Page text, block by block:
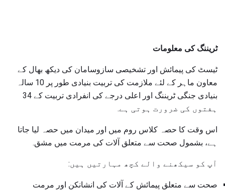
ٹریننگ کی معلومات
ٹیسٹ کی پیمائش اور تشخیصی سازوسامان کی دیکھ بھال کے
معاون ماہر کے لئے ملازمت کی تربیت بنیادی طور پر 10 سالہ
بنیادی جنگی ٹریننگ اور اعلی درجے کی انفرادی تربیت کے 34
ہفتوں کی ضرورت ہوتی ہے.
اس وقت کا حصہ کلاس روم میں اور میدان میں حصہ لیا جاتا
ہے، بشمول صحت سے متعلق آلات کی مرمت میں مشق.
آپ کو سیکھنے والے کچھ مہارتیں ہیں:
صحت سے متعلق پیمائش کے آلات کی انشانکن اور مرمت